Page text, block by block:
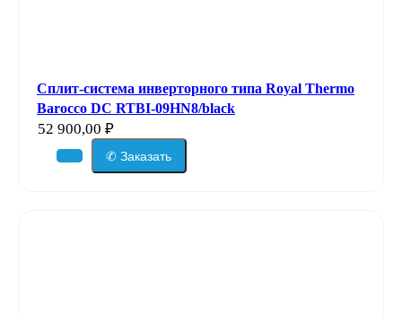
Сплит-система инверторного типа Royal Thermo
Barocco DC RTBI-09HN8/black
52 900,00 ₽
✆ Заказать